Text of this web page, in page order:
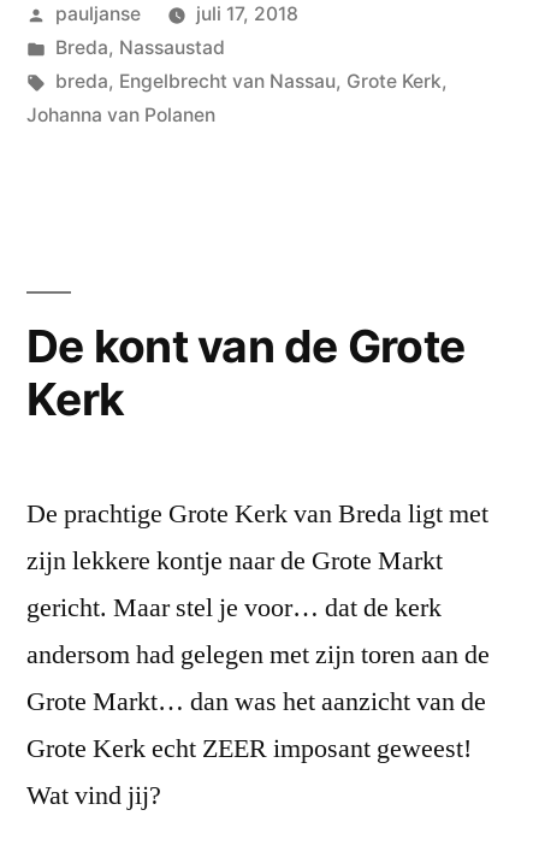
Grote
Kerk”
Geplaatst
door
pauljanse
juli 17, 2018
Geplaatst
in
Breda, Nassaustad
Tags:
breda, Engelbrecht van Nassau, Grote Kerk,
Johanna van Polanen
De kont van de Grote
Kerk
De prachtige Grote Kerk van Breda ligt met
zijn lekkere kontje naar de Grote Markt
gericht. Maar stel je voor… dat de kerk
andersom had gelegen met zijn toren aan de
Grote Markt… dan was het aanzicht van de
Grote Kerk echt ZEER imposant geweest!
Wat vind jij?